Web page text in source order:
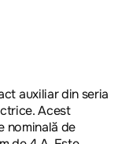
auxiliar din seria
Acest
nominală de